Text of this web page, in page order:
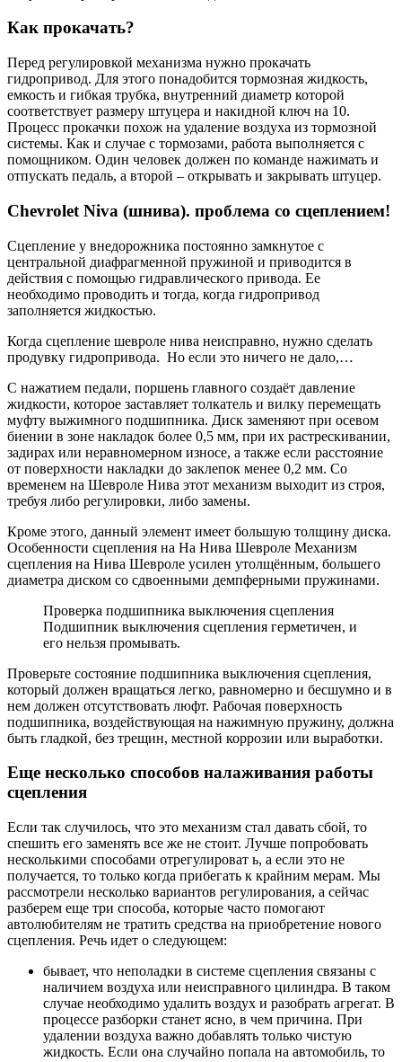
Как прокачать?
Перед регулировкой механизма нужно прокачать
гидропривод. Для этого понадобится тормозная жидкость,
емкость и гибкая трубка, внутренний диаметр которой
соответствует размеру штуцера и накидной ключ на 10.
Процесс прокачки похож на удаление воздуха из тормозной
системы. Как и случае с тормозами, работа выполняется с
помощником. Один человек должен по команде нажимать и
отпускать педаль, а второй – открывать и закрывать штуцер.
Chevrolet Niva (шнива). проблема со сцеплением!
Сцепление у внедорожника постоянно замкнутое с
центральной диафрагменной пружиной и приводится в
действия с помощью гидравлического привода. Ее
необходимо проводить и тогда, когда гидропривод
заполняется жидкостью.
Когда сцепление шевроле нива неисправно, нужно сделать
продувку гидропривода. Но если это ничего не дало,…
С нажатием педали, поршень главного создаёт давление
жидкости, которое заставляет толкатель и вилку перемещать
муфту выжимного подшипника. Диск заменяют при осевом
биении в зоне накладок более 0,5 мм, при их растрескивании,
задирах или неравномерном износе, а также если расстояние
от поверхности накладки до заклепок менее 0,2 мм. Со
временем на Шевроле Нива этот механизм выходит из строя,
требуя либо регулировки, либо замены.
Кроме этого, данный элемент имеет большую толщину диска.
Особенности сцепления на На Нива Шевроле Механизм
сцепления на Нива Шевроле усилен утолщённым, большего
диаметра диском со сдвоенными демпферными пружинами.
Проверка подшипника выключения сцепления
Подшипник выключения сцепления герметичен, и
его нельзя промывать.
Проверьте состояние подшипника выключения сцепления,
который должен вращаться легко, равномерно и бесшумно и в
нем должен отсутствовать люфт. Рабочая поверхность
подшипника, воздействующая на нажимную пружину, должна
быть гладкой, без трещин, местной коррозии или выработки.
Еще несколько способов налаживания работы
сцепления
Если так случилось, что это механизм стал давать сбой, то
спешить его заменять все же не стоит. Лучше попробовать
несколькими способами отрегулироват ь, а если это не
получается, то только когда прибегать к крайним мерам. Мы
рассмотрели несколько вариантов регулирования, а сейчас
разберем еще три способа, которые часто помогают
автолюбителям не тратить средства на приобретение нового
сцепления. Речь идет о следующем:
бывает, что неполадки в системе сцепления связаны с
наличием воздуха или неисправного цилиндра. В таком
случае необходимо удалить воздух и разобрать агрегат. В
процессе разборки станет ясно, в чем причина. При
удалении воздуха важно добавлять только чистую
жидкость. Если она случайно попала на автомобиль, то